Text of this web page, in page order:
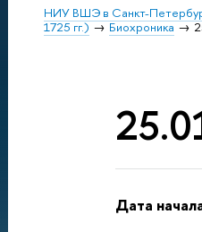
НИУ ВШЭ в Санкт-
1725 гг.)
Биохроника
Дата